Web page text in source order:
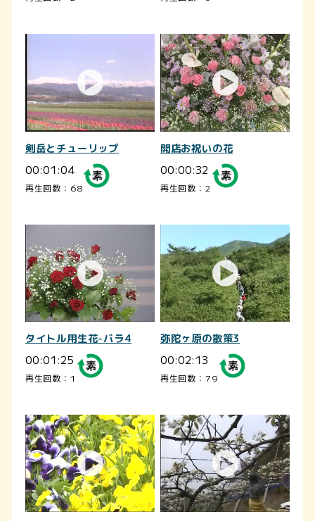
剣岳とチューリップ
00:01:04
再生回数：68
開店お祝いの花
00:00:32
再生回数：2
タイトル用生花-バラ4
00:01:25
再生回数：1
弥陀ヶ原の散策3
00:02:13
再生回数：79